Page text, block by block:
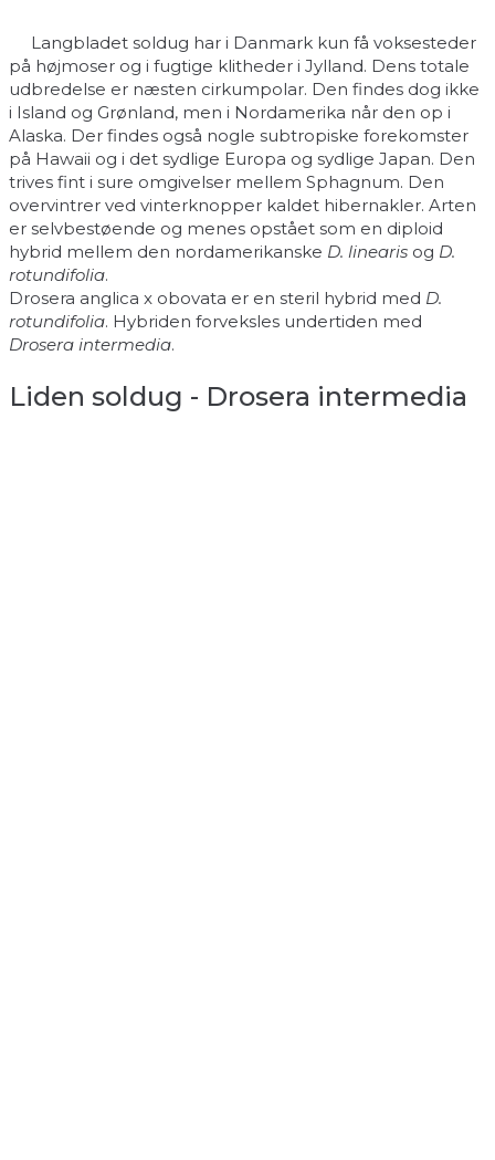
Langbladet soldug har i Danmark kun få voksesteder
på højmoser og i fugtige klitheder i Jylland. Dens totale
udbredelse er næsten cirkumpolar. Den findes dog ikke
i Island og Grønland, men i Nordamerika når den op i
Alaska. Der findes også nogle subtropiske forekomster
på Hawaii og i det sydlige Europa og sydlige Japan. Den
trives fint i sure omgivelser mellem Sphagnum. Den
overvintrer ved vinterknopper kaldet hibernakler. Arten
er selvbestøende og menes opstået som en diploid
hybrid mellem den nordamerikanske D. linearis og D.
rotundifolia.
Drosera anglica x obovata er en steril hybrid med D.
rotundifolia. Hybriden forveksles undertiden med
Drosera intermedia.
Liden soldug - Drosera intermedia